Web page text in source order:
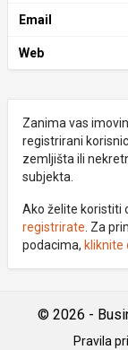
Email
Web
Zanima vas
registrirani
zemljišta ili
subjekta.
Ako želite koristiti
registrirate . Za
podacima, kliknite
© 2026 -
Pravila